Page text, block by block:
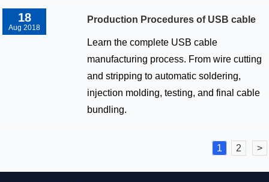
18
Aug 2018
Production Procedures of USB cable
Learn the complete USB cable
manufacturing process. From wire cutting
and stripping to automatic soldering,
injection molding, testing, and final cable
bundling.
1 2 >